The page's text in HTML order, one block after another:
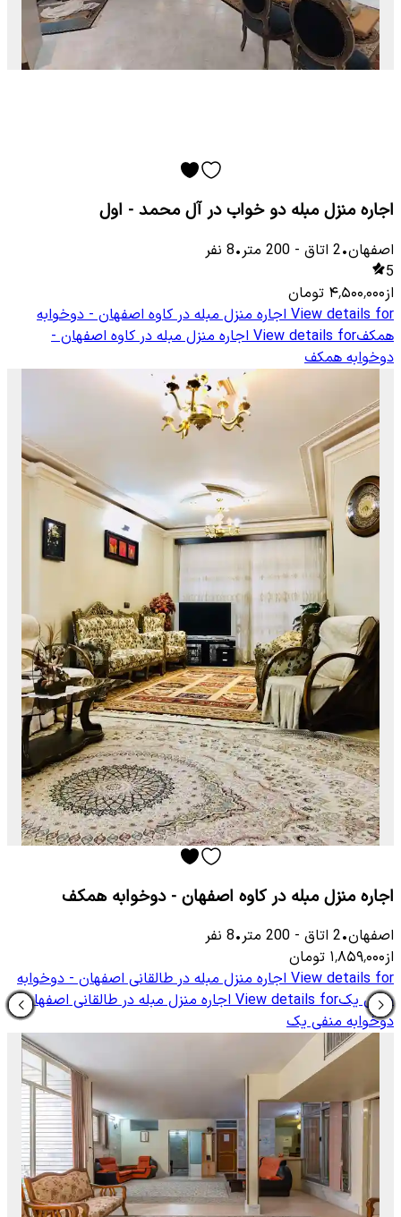
اجاره منزل مبله دو خواب در آل محمد - اول
اصفهان•
2 اتاق -
200 متر•
8 نفر
5
از۴٬۵۰۰٬۰۰۰ تومان
View details for اجاره منزل مبله در کاوه اصفهان - دوخوابه
همکفView details for اجاره منزل مبله در کاوه اصفهان -
دوخوابه همکف
اجاره منزل مبله در کاوه اصفهان - دوخوابه همکف
اصفهان•
2 اتاق -
200 متر•
8 نفر
از۱٬۸۵۹٬۰۰۰ تومان
View details for اجاره منزل مبله در طالقانی اصفهان - دوخوابه
منفی یکView details for اجاره منزل مبله در طالقانی اصفهان -
دوخوابه منفی یک